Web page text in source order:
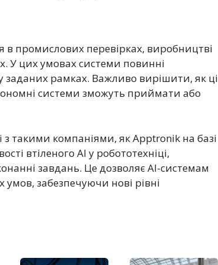
в промислових перевірках, виробництві
У цих умовах системи повинні
заданих рамках. Важливо вирішити, як ці
системи зможуть приймати або
з такими компаніями, як Apptronik на базі
втіленого AI у робототехніці,
завдань. Це дозволяє AI-системам
забезпечуючи нові рівні